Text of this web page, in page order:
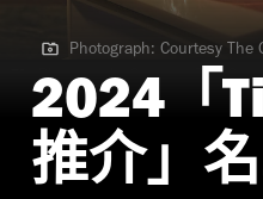
Photograph: Courtesy The
Photograph: Courtesy The
2024「
推介」